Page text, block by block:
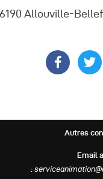
Allouville-
Autres
Email
: